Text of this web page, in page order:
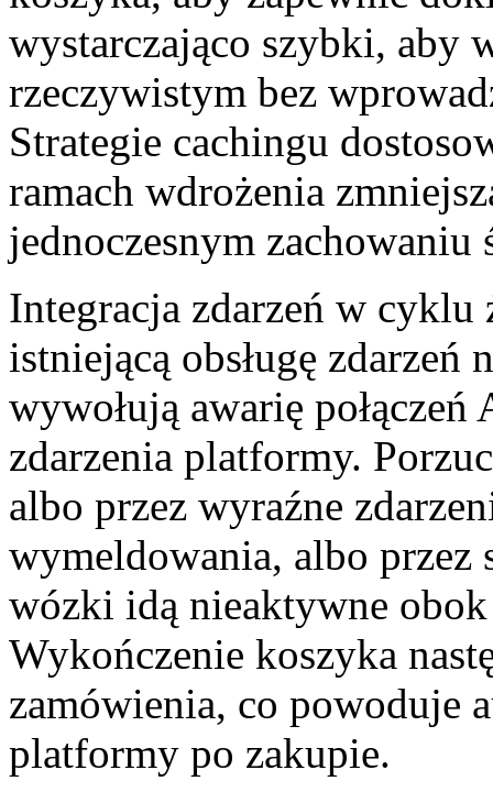
wystarczająco szybki, aby
rzeczywistym bez
Strategie cachingu
ramach wdrożenia
jednoczesnym zachowaniu
Integracja zdarzeń w cyklu
istniejącą obsługę
wywołują awarię
zdarzenia platformy.
albo przez wyraźne
wymeldowania, albo przez
wózki idą nieaktywne
Wykończenie koszyka
zamówienia, co powoduje
platformy po zakupie.